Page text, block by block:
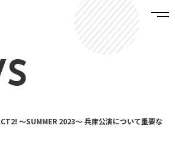
～SUMMER 2023～ 兵庫公演について重要な